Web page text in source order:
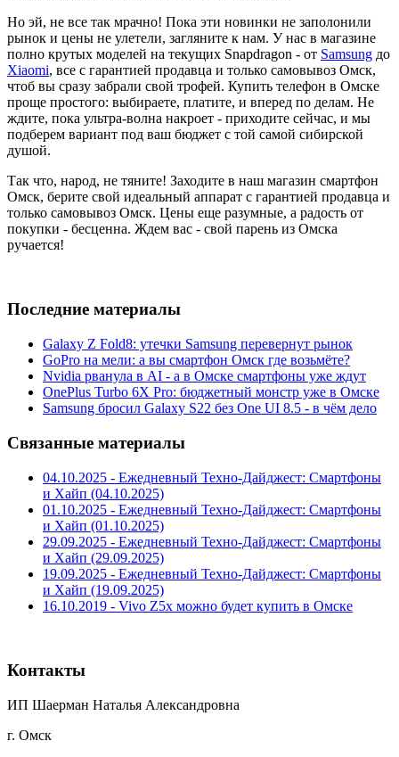
Но эй, не все так мрачно! Пока эти новинки не заполонили
рынок и цены не улетели, загляните к нам. У нас в магазине
полно крутых моделей на текущих Snapdragon - от Samsung до
Xiaomi, все с гарантией продавца и только самовывоз Омск,
чтоб вы сразу забрали свой трофей. Купить телефон в Омске
проще простого: выбираете, платите, и вперед по делам. Не
ждите, пока ультра-волна накроет - приходите сейчас, и мы
подберем вариант под ваш бюджет с той самой сибирской
душой.
Так что, народ, не тяните! Заходите в наш магазин смартфон
Омск, берите свой идеальный аппарат с гарантией продавца и
только самовывоз Омск. Цены еще разумные, а радость от
покупки - бесценна. Ждем вас - свой парень из Омска
ручается!
Последние материалы
Galaxy Z Fold8: утечки Samsung перевернут рынок
GoPro на мели: а вы смартфон Омск где возьмёте?
Nvidia рванула в AI - а в Омске смартфоны уже ждут
OnePlus Turbo 6X Pro: бюджетный монстр уже в Омске
Samsung бросил Galaxy S22 без One UI 8.5 - в чём дело
Связанные материалы
04.10.2025 - Ежедневный Техно-Дайджест: Смартфоны
и Хайп (04.10.2025)
01.10.2025 - Ежедневный Техно-Дайджест: Смартфоны
и Хайп (01.10.2025)
29.09.2025 - Ежедневный Техно-Дайджест: Смартфоны
и Хайп (29.09.2025)
19.09.2025 - Ежедневный Техно-Дайджест: Смартфоны
и Хайп (19.09.2025)
16.10.2019 - Vivo Z5x можно будет купить в Омске
Контакты
ИП Шаерман Наталья Александровна
г. Омск